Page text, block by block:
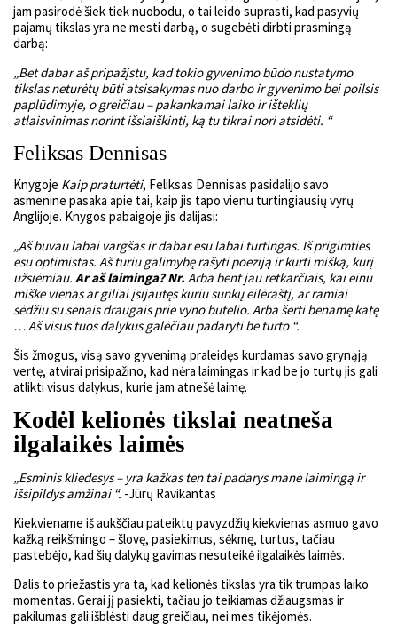
jam pasirodė šiek tiek nuobodu, o tai leido suprasti, kad pasyvių
pajamų tikslas yra ne mesti darbą, o sugebėti dirbti prasmingą
darbą:
„Bet dabar aš pripažįstu, kad tokio gyvenimo būdo nustatymo
tikslas neturėtų būti atsisakymas nuo darbo ir gyvenimo bei poilsis
paplūdimyje, o greičiau – pakankamai laiko ir išteklių
atlaisvinimas norint išsiaiškinti, ką tu tikrai nori atsidėti. “
Feliksas Dennisas
Knygoje Kaip praturtėti, Feliksas Dennisas pasidalijo savo
asmenine pasaka apie tai, kaip jis tapo vienu turtingiausių vyrų
Anglijoje. Knygos pabaigoje jis dalijasi:
„Aš buvau labai vargšas ir dabar esu labai turtingas. Iš prigimties
esu optimistas. Aš turiu galimybę rašyti poeziją ir kurti mišką, kurį
užsiėmiau. Ar aš laiminga?Nr. Arba bent jau retkarčiais, kai einu
miške vienas ar giliai įsijautęs kuriu sunkų eilėraštį, ar ramiai
sėdžiu su senais draugais prie vyno butelio. Arba šerti benamę katę
… Aš visus tuos dalykus galėčiau padaryti be turto “.
Šis žmogus, visą savo gyvenimą praleidęs kurdamas savo grynąją
vertę, atvirai prisipažino, kad nėra laimingas ir kad be jo turtų jis gali
atlikti visus dalykus, kurie jam atnešė laimę.
Kodėl kelionės tikslai neatneša
ilgalaikės laimės
„Esminis kliedesys – yra kažkas tentai padarys mane laimingą ir
išsipildys amžinai “. -Jūrų Ravikantas
Kiekviename iš aukščiau pateiktų pavyzdžių kiekvienas asmuo gavo
kažką reikšmingo – šlovę, pasiekimus, sėkmę, turtus, tačiau
pastebėjo, kad šių dalykų gavimas nesuteikė ilgalaikės laimės.
Dalis to priežastis yra ta, kad kelionės tikslas yra tik trumpas laiko
momentas. Gerai jį pasiekti, tačiau jo teikiamas džiaugsmas ir
pakilumas gali išblėsti daug greičiau, nei mes tikėjomės.